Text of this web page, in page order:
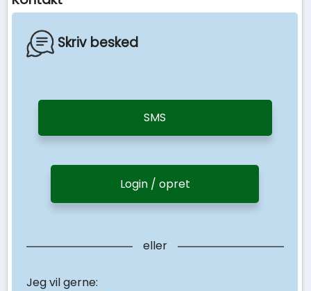
Skriv besked
SMS
Login / opret
eller
Jeg vil gerne: